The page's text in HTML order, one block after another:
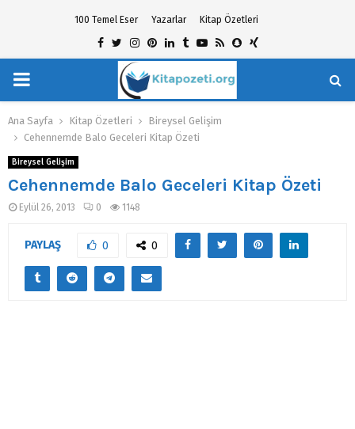
100 Temel Eser Yazarlar Kitap Özetleri
Facebook
TwitterInstagram
Pinterest
Linkedin
TumblrYoutube
RssSnapchat
Xing
PRIMARY
MENU
Ana Sayfa Kitap Özetleri
Bireysel Gelişim
Cehennemde Balo Geceleri Kitap Özeti
Bireysel Gelişim
Cehennemde Balo Geceleri Kitap Özeti
Eylül 26, 2013 0 1148
PAYLAŞ 0 0